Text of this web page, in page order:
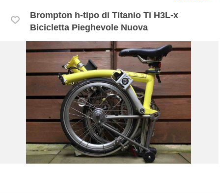
Brompton h-tipo di Titanio Ti H3L-x
Bicicletta Pieghevole Nuova